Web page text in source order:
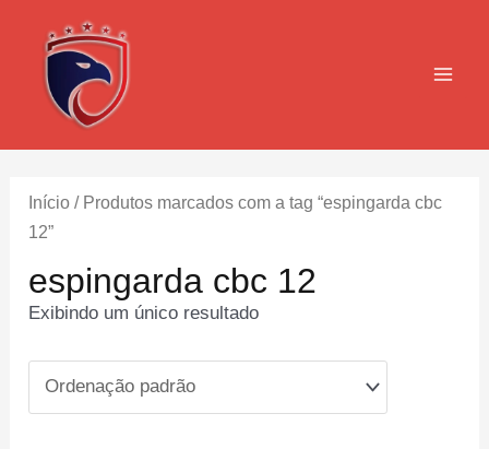
conteúdo
Início / Produtos marcados com a tag “espingarda cbc
12”
espingarda cbc 12
Exibindo um único resultado